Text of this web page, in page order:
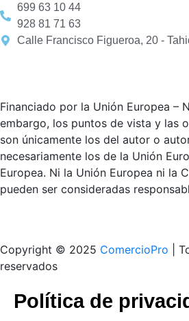
699 63 10 44
928 81 71 63
Calle Francisco Figueroa, 20 -
Financiado por la Unión Europea –
embargo, los puntos de vista y las
son únicamente los del autor o
necesariamente los de la Unión
Europea. Ni la Unión Europea ni la
pueden ser consideradas
Copyright © 2025 ComercioPro |
reservados
Política de